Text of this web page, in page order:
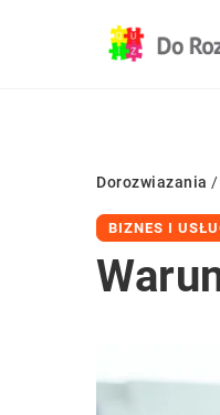
Dorozwiazania /
BIZNES I